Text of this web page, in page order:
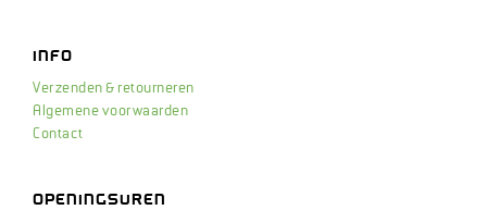
INFO
Verzenden & retourneren
Algemene voorwaarden
Contact
OPENINGSUREN